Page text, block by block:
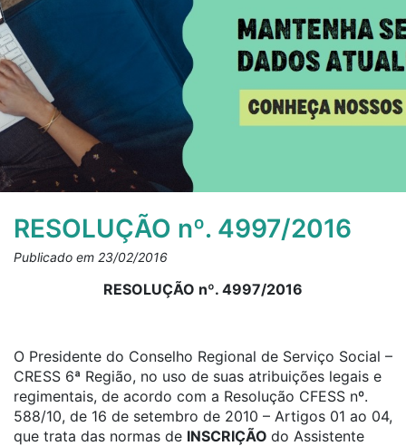
RESOLUÇÃO nº. 4997/2016
Publicado em 23/02/2016
RESOLUÇÃO nº. 4997/2016
O Presidente do Conselho Regional de Serviço Social –
CRESS 6ª Região, no uso de suas atribuições legais e
regimentais, de acordo com a Resolução CFESS nº.
588/10, de 16 de setembro de 2010 – Artigos 01 ao 04,
que trata das normas de INSCRIÇÃO do Assistente